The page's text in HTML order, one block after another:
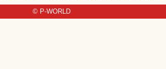
© P-WORLD